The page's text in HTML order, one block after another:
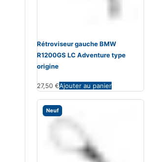
Rétroviseur gauche BMW
R1200GS LC Adventure type
origine
27,50€Ajouter au panier
Neuf